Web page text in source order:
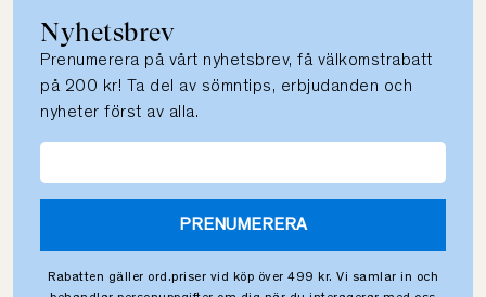
Nyhetsbrev
Prenumerera på vårt nyhetsbrev, få välkomstrabatt
på 200 kr! Ta del av sömntips, erbjudanden och
nyheter först av alla.
PRENUMERERA
Rabatten gäller ord.priser vid köp över 499 kr. Vi samlar in och